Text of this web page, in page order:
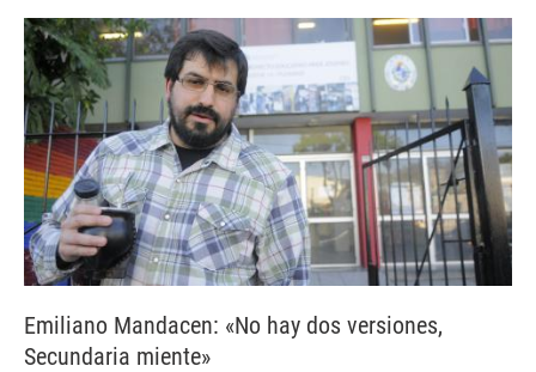
Emiliano Mandacen: «No hay dos versiones,
Secundaria miente»